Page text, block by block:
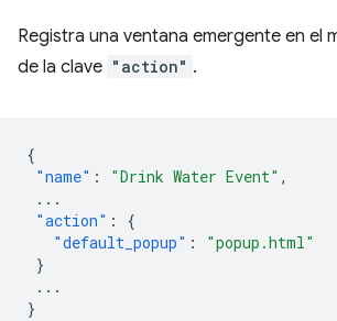
Registra una ventana emergente en el
de la clave "action" .
{
"name" : "Drink Water Event" ,
...
"action" :
{
"default_popup" :
"popup.html"
}
...
}